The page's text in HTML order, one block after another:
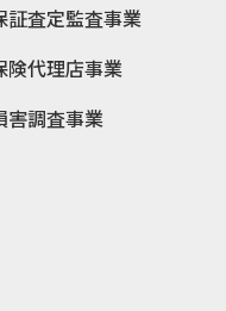
証査定監査事業
険代理店事業
害調査事業